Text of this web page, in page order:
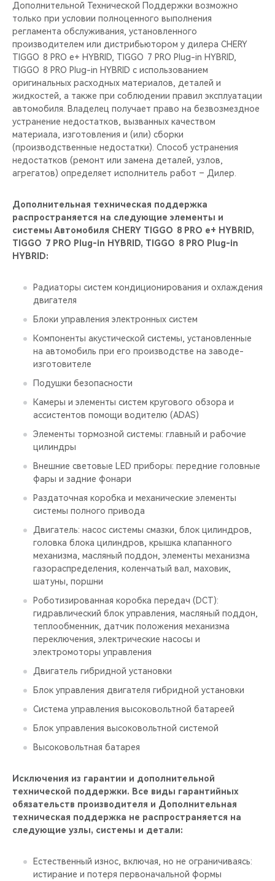
Дополнительной Технической Поддержки возможно
только при условии полноценного выполнения
регламента обслуживания, установленного
производителем или дистрибьютором у дилера CHERY
TIGGO 8 PRO е+ HYBRID, TIGGO 7 PRO Plug-in HYBRID,
TIGGO 8 PRO Plug-in HYBRID с использованием
оригинальных расходных материалов, деталей и
жидкостей, а также при соблюдении правил эксплуатации
автомобиля. Владелец получает право на безвозмездное
устранение недостатков, вызванных качеством
материала, изготовления и (или) сборки
(производственные недостатки). Способ устранения
недостатков (ремонт или замена деталей, узлов,
агрегатов) определяет исполнитель работ – Дилер.
Дополнительная техническая поддержка
распространяется на следующие элементы и
системы Автомобиля CHERY TIGGO 8 PRO е+ HYBRID,
TIGGO 7 PRO Plug-in HYBRID, TIGGO 8 PRO Plug-in
HYBRID:
Радиаторы систем кондиционирования и охлаждения
двигателя
Блоки управления электронных систем
Компоненты акустической системы, установленные
на автомобиль при его производстве на заводе-
изготовителе
Подушки безопасности
Камеры и элементы систем кругового обзора и
ассистентов помощи водителю (ADAS)
Элементы тормозной системы: главный и рабочие
цилиндры
Внешние световые LED приборы: передние головные
фары и задние фонари
Раздаточная коробка и механические элементы
системы полного привода
Двигатель: насос системы смазки, блок цилиндров,
головка блока цилиндров, крышка клапанного
механизма, масляный поддон, элементы механизма
газораспределения, коленчатый вал, маховик,
шатуны, поршни
Роботизированная коробка передач (DCT):
гидравлический блок управления, масляный поддон,
теплообменник, датчик положения механизма
переключения, электрические насосы и
электромоторы управления
Двигатель гибридной установки
Блок управления двигателя гибридной установки
Система управления высоковольтной батареей
Блок управления высоковольтной системой
Высоковольтная батарея
Исключения из гарантии и дополнительной
технической поддержки. Все виды гарантийных
обязательств производителя и Дополнительная
техническая поддержка не распространяется на
следующие узлы, системы и детали:
Естественный износ, включая, но не ограничиваясь:
истирание и потеря первоначальной формы